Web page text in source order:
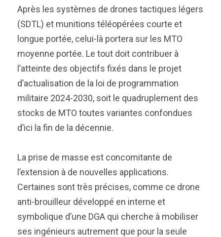
Après les systèmes de drones tactiques légers
(SDTL) et munitions téléopérées courte et
longue portée, celui-là portera sur les MTO
moyenne portée. Le tout doit contribuer à
l’atteinte des objectifs fixés dans le projet
d’actualisation de la loi de programmation
militaire 2024-2030, soit le quadruplement des
stocks de MTO toutes variantes confondues
d’ici la fin de la décennie.
La prise de masse est concomitante de
l’extension à de nouvelles applications.
Certaines sont très précises, comme ce drone
anti-brouilleur développé en interne et
symbolique d’une DGA qui cherche à mobiliser
ses ingénieurs autrement que pour la seule